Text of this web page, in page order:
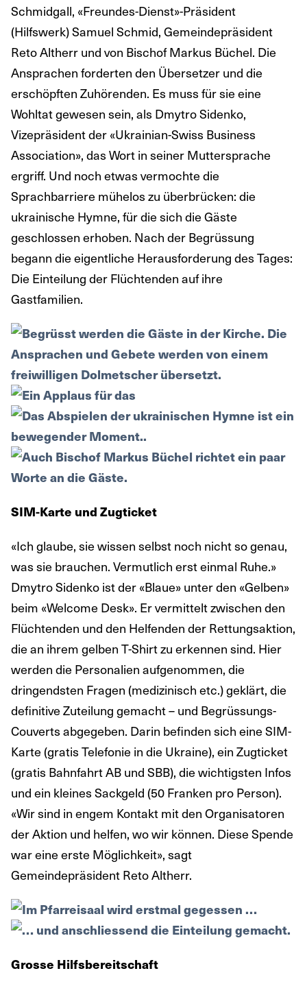
Schmidgall, «Freundes-Dienst»-Präsident
(Hilfswerk) Samuel Schmid, Gemeindepräsident
Reto Altherr und von Bischof Markus Büchel. Die
Ansprachen forderten den Übersetzer und die
erschöpften Zuhörenden. Es muss für sie eine
Wohltat gewesen sein, als Dmytro Sidenko,
Vizepräsident der «Ukrainian-Swiss Business
Association», das Wort in seiner Muttersprache
ergriff. Und noch etwas vermochte die
Sprachbarriere mühelos zu überbrücken: die
ukrainische Hymne, für die sich die Gäste
geschlossen erhoben. Nach der Begrüssung
begann die eigentliche Herausforderung des Tages:
Die Einteilung der Flüchtenden auf ihre
Gastfamilien.
SIM-Karte und Zugticket
«Ich glaube, sie wissen selbst noch nicht so genau,
was sie brauchen. Vermutlich erst einmal Ruhe.»
Dmytro Sidenko ist der «Blaue» unter den «Gelben»
beim «Welcome Desk». Er vermittelt zwischen den
Flüchtenden und den Helfenden der Rettungsaktion,
die an ihrem gelben T-Shirt zu erkennen sind. Hier
werden die Personalien aufgenommen, die
dringendsten Fragen (medizinisch etc.) geklärt, die
definitive Zuteilung gemacht – und Begrüssungs-
Couverts abgegeben. Darin befinden sich eine SIM-
Karte (gratis Telefonie in die Ukraine), ein Zugticket
(gratis Bahnfahrt AB und SBB), die wichtigsten Infos
und ein kleines Sackgeld (50 Franken pro Person).
«Wir sind in engem Kontakt mit den Organisatoren
der Aktion und helfen, wo wir können. Diese Spende
war eine erste Möglichkeit», sagt
Gemeindepräsident Reto Altherr.
Grosse Hilfsbereitschaft